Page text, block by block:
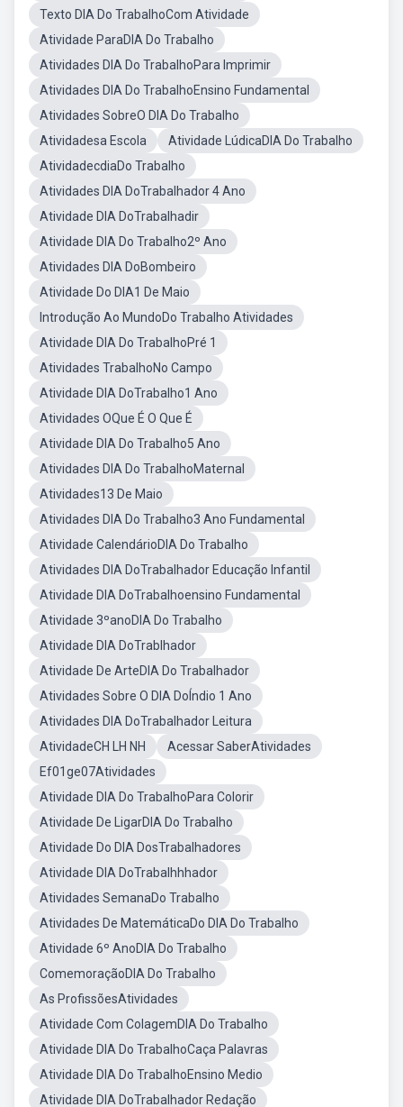
Texto DIA Do TrabalhoCom Atividade
Atividade ParaDIA Do Trabalho
Atividades DIA Do TrabalhoPara Imprimir
Atividades DIA Do TrabalhoEnsino Fundamental
Atividades SobreO DIA Do Trabalho
Atividadesa Escola
Atividade LúdicaDIA Do Trabalho
AtividadecdiaDo Trabalho
Atividades DIA DoTrabalhador 4 Ano
Atividade DIA DoTrabalhadir
Atividade DIA Do Trabalho2º Ano
Atividades DIA DoBombeiro
Atividade Do DIA1 De Maio
Introdução Ao MundoDo Trabalho Atividades
Atividade DIA Do TrabalhoPré 1
Atividades TrabalhoNo Campo
Atividade DIA DoTrabalho1 Ano
Atividades OQue É O Que É
Atividade DIA Do Trabalho5 Ano
Atividades DIA Do TrabalhoMaternal
Atividades13 De Maio
Atividades DIA Do Trabalho3 Ano Fundamental
Atividade CalendárioDIA Do Trabalho
Atividades DIA DoTrabalhador Educação Infantil
Atividade DIA DoTrabalhoensino Fundamental
Atividade 3ºanoDIA Do Trabalho
Atividade DIA DoTrablhador
Atividade De ArteDIA Do Trabalhador
Atividades Sobre O DIA DoÍndio 1 Ano
Atividades DIA DoTrabalhador Leitura
AtividadeCH LH NH
Acessar SaberAtividades
Ef01ge07Atividades
Atividade DIA Do TrabalhoPara Colorir
Atividade De LigarDIA Do Trabalho
Atividade Do DIA DosTrabalhadores
Atividade DIA DoTrabalhhhador
Atividades SemanaDo Trabalho
Atividades De MatemáticaDo DIA Do Trabalho
Atividade 6º AnoDIA Do Trabalho
ComemoraçãoDIA Do Trabalho
As ProfissõesAtividades
Atividade Com ColagemDIA Do Trabalho
Atividade DIA Do TrabalhoCaça Palavras
Atividade DIA Do TrabalhoEnsino Medio
Atividade DIA DoTrabalhador Redação